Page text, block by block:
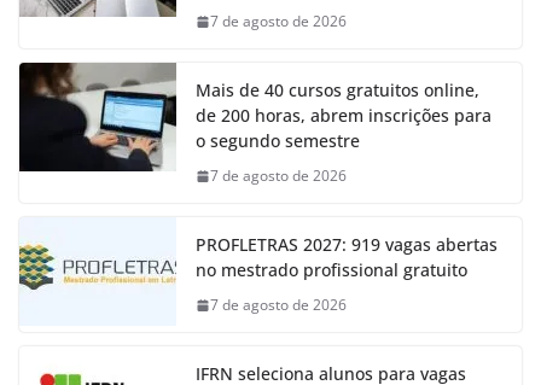
7 de agosto de 2026
Mais de 40 cursos gratuitos online,
de 200 horas, abrem inscrições para
o segundo semestre
7 de agosto de 2026
PROFLETRAS 2027: 919 vagas abertas
no mestrado profissional gratuito
7 de agosto de 2026
IFRN seleciona alunos para vagas